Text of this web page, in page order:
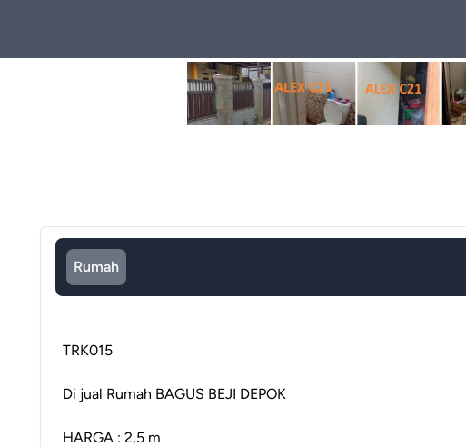
Rumah
TRK015
Di jual Rumah BAGUS BEJI DEPOK
HARGA : 2,5 m